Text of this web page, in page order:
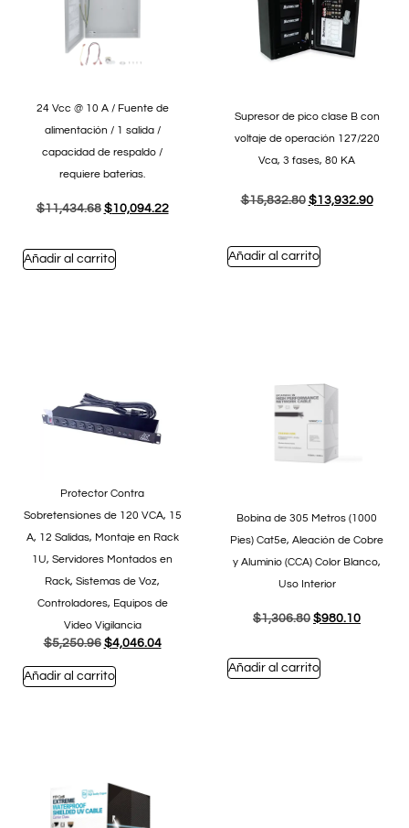
24 Vcc @ 10 A / Fuente de
alimentación / 1 salida /
capacidad de respaldo /
requiere baterías.
$11,434.68 $10,094.22
Añadir al carrito
Supresor de pico clase B con
voltaje de operación 127/220
Vca, 3 fases, 80 KA
$15,832.80 $13,932.90
Añadir al carrito
Protector Contra
Sobretensiones de 120 VCA, 15
A, 12 Salidas, Montaje en Rack
1U, Servidores Montados en
Rack, Sistemas de Voz,
Controladores, Equipos de
Video Vigilancia
$5,250.96 $4,046.04
Añadir al carrito
Bobina de 305 Metros (1000
Pies) Cat5e, Aleación de Cobre
y Aluminio (CCA) Color Blanco,
Uso Interior
$1,306.80 $980.10
Añadir al carrito